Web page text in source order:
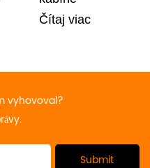
Čítaj viac
vyhovoval?